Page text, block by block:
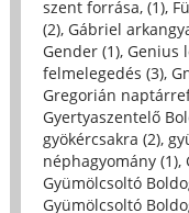
szent forrása, (1),
(2), Gábriel
Gender (1), Genius
felmelegedés (3),
Gregorián
Gyertyaszentelő
gyökércsakra (2),
néphagyomány (1),
Gyümölcsoltó
Gyümölcsoltó